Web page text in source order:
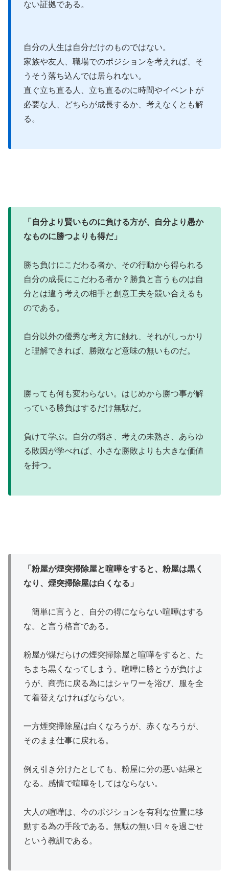
ない証拠である。
自分の人生は自分だけのものではない。
家族や友人、職場でのポジションを考えれば、そ
うそう落ち込んでは居られない。
直ぐ立ち直る人、立ち直るのに時間やイベントが
必要な人、どちらが成長するか、考えなくとも解
る。
「自分より賢いものに負ける方が、自分より愚か
なものに勝つよりも得だ」
勝ち負けにこだわる者か、その行動から得られる
自分の成長にこだわる者か？勝負と言うものは自
分とは違う考えの相手と創意工夫を競い合えるも
のである。
自分以外の優秀な考え方に触れ、それがしっかり
と理解できれば、勝敗など意味の無いものだ。
勝っても何も変わらない。はじめから勝つ事が解
っている勝負はするだけ無駄だ。
負けて学ぶ。自分の弱さ、考えの未熟さ、あらゆ
る敗因が学べれば、小さな勝敗よりも大きな価値
を持つ。
「粉屋が煙突掃除屋と喧嘩をすると、粉屋は黒く
なり、煙突掃除屋は白くなる」
簡単に言うと、自分の得にならない喧嘩はする
な。と言う格言である。
粉屋が煤だらけの煙突掃除屋と喧嘩をすると、た
ちまち黒くなってしまう。喧嘩に勝とうが負けよ
うが、商売に戻る為にはシャワーを浴び、服を全
て着替えなければならない。
一方煙突掃除屋は白くなろうが、赤くなろうが、
そのまま仕事に戻れる。
例え引き分けたとしても、粉屋に分の悪い結果と
なる。感情で喧嘩をしてはならない。
大人の喧嘩は、今のポジションを有利な位置に移
動する為の手段である。無駄の無い日々を過ごせ
という教訓である。